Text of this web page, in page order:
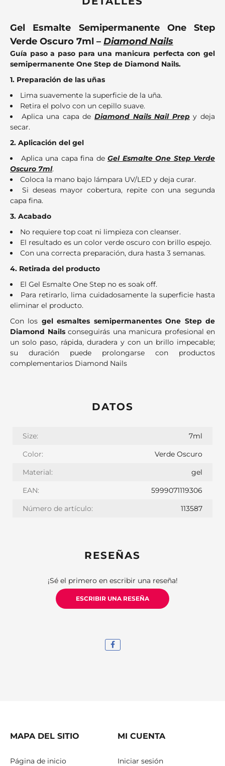
Gel Esmalte Semipermanente One Step
Verde Oscuro 7ml – Diamond Nails
Guía paso a paso para una manicura perfecta con gel
semipermanente One Step de Diamond Nails.
1. Preparación de las uñas
Lima suavemente la superficie de la uña.
Retira el polvo con un cepillo suave.
Aplica una capa deDiamond Nails Nail Prepy deja
secar.
2. Aplicación del gel
Aplica una capa fina de Gel Esmalte One Step Verde
Oscuro 7ml.
Coloca la mano bajo lámpara UV/LED y deja curar.
Si deseas mayor cobertura, repite con una segunda
capa fina.
3. Acabado
No requiere top coat ni limpieza con cleanser.
El resultado es un color verde oscuro con brillo espejo.
Con una correcta preparación, dura hasta 3 semanas.
4. Retirada del producto
El Gel Esmalte One Step no es soak off.
Para retirarlo, lima cuidadosamente la superficie hasta
eliminar el producto.
Con los gel esmaltes semipermanentes One Step de
Diamond Nailsconseguirás una manicura profesional en
un solo paso, rápida, duradera y con un brillo impecable;
su duración puede prolongarse con productos
complementarios Diamond Nails
DATOS
Size:
7ml
Color:
Verde Oscuro
Material:
gel
EAN:
5999071119306
Número de artículo:
113587
RESEÑAS
¡Sé el primero en escribir una reseña!
ESCRIBIR UNA RESEÑA
MAPA DEL SITIO
Página de inicio
MI CUENTA
Iniciar sesión